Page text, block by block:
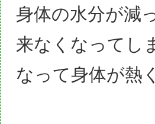
身体の水分が減
来なくなってし
なって身体が熱